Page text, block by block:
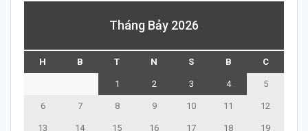
Tháng Bảy 2026
H B T N S B C
1 2 3 4 5
6 7 8 9 10 11 12
13 14 15 16 17 18 19